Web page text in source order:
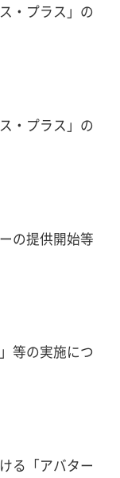
・プラス」の
・プラス」の
の提供開始等
等の実施につ
る「アバター